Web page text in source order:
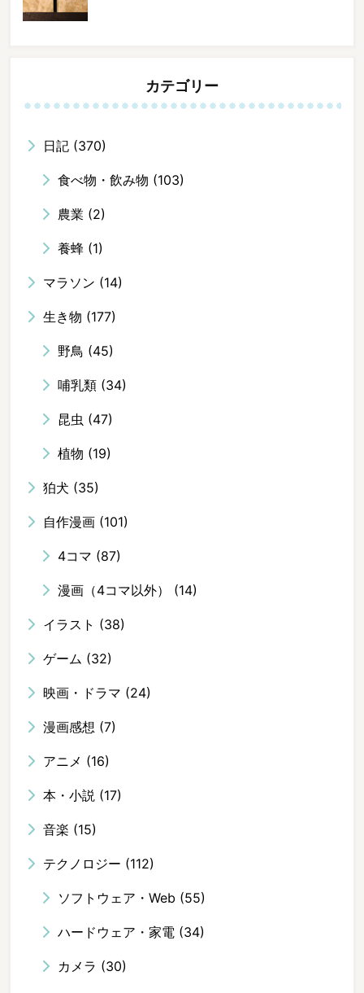
カテゴリー
日記 (370)
食べ物・飲み物 (103)
農業 (2)
養蜂 (1)
マラソン (14)
生き物 (177)
野鳥 (45)
哺乳類 (34)
昆虫 (47)
植物 (19)
狛犬 (35)
自作漫画 (101)
4コマ (87)
漫画（4コマ以外） (14)
イラスト (38)
ゲーム (32)
映画・ドラマ (24)
漫画感想 (7)
アニメ (16)
本・小説 (17)
音楽 (15)
テクノロジー (112)
ソフトウェア・Web (55)
ハードウェア・家電 (34)
カメラ (30)